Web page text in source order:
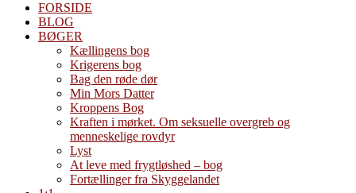
FORSIDE
BLOG
BØGER
Kællingens bog
Krigerens bog
Bag den røde dør
Min Mors Datter
Kroppens Bog
Kraften i mørket. Om seksuelle overgreb og
menneskelige rovdyr
Lyst
At leve med frygtløshed – bog
Fortællinger fra Skyggelandet